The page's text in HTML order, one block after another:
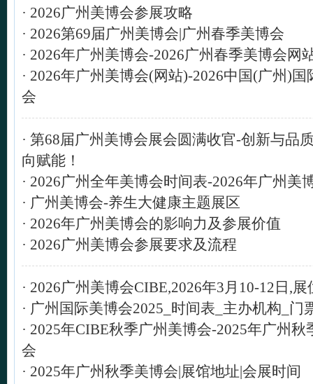
· 2026广州美博会参展攻略
· 2026第69届广州美博会|广州春季美博会
· 2026年广州美博会-2026广州春季美博会网
· 2026年广州美博会(网站)-2026中国(广州)国
会
· 第68届广州美博会展会圆满收官-创新与品
向赋能！
· 2026广州全年美博会时间表-2026年广州美
· 广州美博会-养生大健康主题展区
· 2026年广州美博会的影响力及参展价值
· 2026广州美博会参展要求及流程
· 2026广州美博会CIBE,2026年3月10-12日,展
· 广州国际美博会2025_时间表_主办机构_门
· 2025年CIBE秋季广州美博会-2025年广州秋
会
· 2025年广州秋季美博会|展馆地址|会展时间